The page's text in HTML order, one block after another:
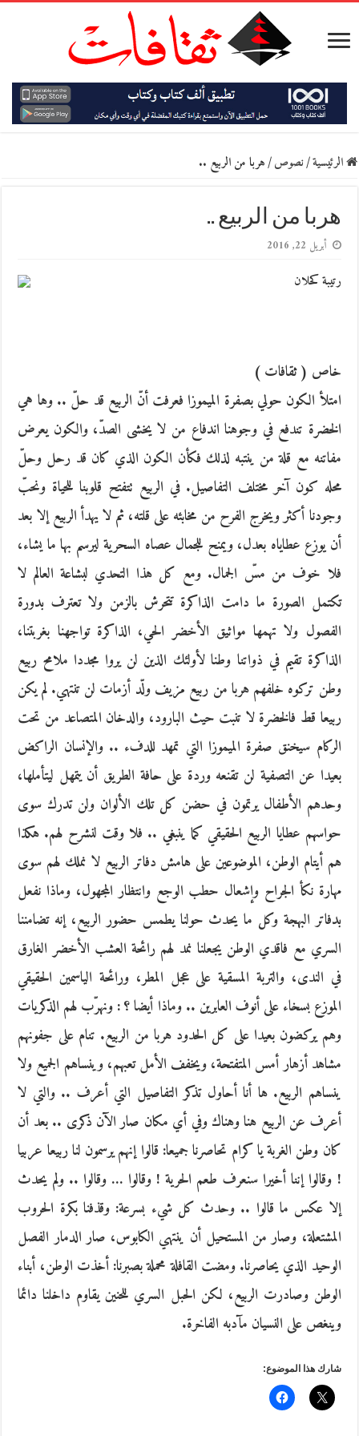
الرئيسية/نصوص/هربا من الربيع ..
هربا من الربيع ..
أبريل 22, 2016
رتيبة كحلان
خاص ( ثقافات )
امتلأ الكون حولي بصفرة الميموزا فعرفت أنّ الربيع قد حلّ .. وها هي
الخضرة تندفع في وجوهنا اندفاع من لا يخشى الصدّ، والكون يعرض
مفاتنه مع قلة من ينتبه لذلك فكأن الكون الذي كان قد رحل وحلّ
محله كون آخر مختلف التفاصيل. في الربيع تتفتح قلوبنا للحياة ونحبّ
وجودنا أكثر ويخرج الفرح من مخابئه على قلته، ثم لا يهدأ الربيع إلا بعد
أن يوزع عطاياه بعدل، ويمنح للجمال عصاه السحرية ليرسم بها ما يشاء،
فلا خوف من مسّ الجمال. ومع كل هذا التحدي لبشاعة العالم لا
تكتمل الصورة ما دامت الذاكرة تتحرش بالزمن ولا تعترف بدورة
الفصول ولا تهمها مواثيق الأخضر الحي، الذاكرة تواجهنا بغربتنا،
الذاكرة تقيم في ذواتنا وطنا لأولئك الذين لن يروا مجددا ملامح ربيع
وطن تركوه خلفهم هربا من ربيع مزيف ولّد أزمات لن تنتهي. لم يكن
ربيعا قط فالخضرة لا تنبت حيث البارود، والدخان المتصاعد من تحت
الركام سيخنق صفرة الميموزا التي تمهد للدفء .. والإنسان الراكض
بعيدا عن التصفية لن تقنعه وردة على حافة الطريق أن يتمهل ليتأملها،
وحدهم الأطفال يرتمون في حضن كل تلك الألوان ولن تدرك سوى
حواسهم عطايا الربيع الحقيقي كما ينبغي .. فلا وقت لنشرح لهم. هكذا
هم أيتام الوطن، الموضوعين على هامش دفاتر الربيع لا نملك لهم سوى
مهارة نكأ الجراح وإشعال حطب الوجع وانتظار المجهول، وماذا نفعل
بدفاتر البهجة وكل ما يحدث حولنا يطمس حضور الربيع، إنه تضامننا
السري مع فاقدي الوطن يجعلنا نمد لهم رائحة العشب الأخضر الغارق
في الندى، والتربة المسقية على عجل المطر، ورائحة الياسمين الحقيقي
الموزع بسخاء على أنوف العابرين .. وماذا أيضا ؟ : ونهرّب لهم الذكريات
وهم يركضون بعيدا على كل الحدود هربا من الربيع. تنام على جفونهم
مشاهد أزهار أمس المتفتحة، ويخفف الأمل تعبهم، وينساهم الجميع ولا
ينساهم الربيع. ها أنا أحاول تذكر التفاصيل التي أعرف .. والتي لا
أعرف عن الربيع هنا وهناك وفي أي مكان صار الآن ذكرى .. بعد أن
كان وطن الغربة يا كرام تحاصرنا جميعا: قالوا إنهم يرسمون لنا ربيعا عربيا
! وقالوا إننا أخيرا سنعرف طعم الحرية ! وقالوا … وقالوا .. ولم يحدث
إلا عكس ما قالوا .. وحدث كل شيء بسرعة: وقذفنا بكرة الحروب
المشتعلة، وصار من المستحيل أن ينتهي الكابوس، صار الدمار الفصل
الوحيد الذي يحاصرنا. ومضت القافلة محملة بصبرنا: أخذت الوطن، أبناء
الوطن وصادرت الربيع، لكن الحبل السري للحنين يقاوم داخلنا دائما
وينغص على النسيان مآدبه الفاخرة.
شارك هذا الموضوع: